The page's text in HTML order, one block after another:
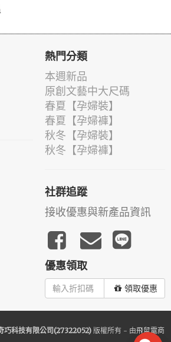
熱門分類
本週新品
原創文藝中大尺碼
春夏【孕婦裝】
春夏【孕婦褲】
秋冬【孕婦裝】
秋冬【孕婦褲】
社群追蹤
接收優惠與新產品資訊
優惠領取
領取優惠
巧科技有限公司(27322052)版權所有 - 由飛鼠電商